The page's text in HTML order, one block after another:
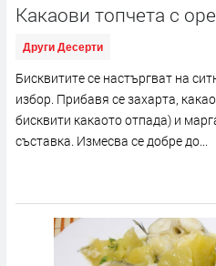
Какаови топчета с
Други Десерти
Бисквитите се настъргват на
избор. Прибавя се захарта,
бисквити какаото отпада) и
съставка. Измесва се добре до...